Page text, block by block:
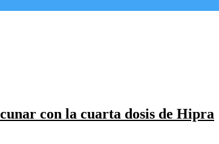
con la cuarta dosis de Hipra